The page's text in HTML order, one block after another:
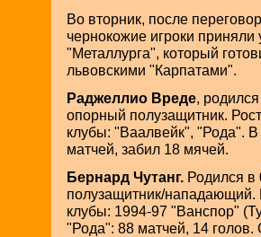
Во вторник, после
чернокожие игроки приняли
"Металлурга", который
львовскими "Карпатами".
Раджеллио Вреде,
опорный полузащитник.
клубы: "Ваалвейк", "Рода".
матчей, забил 18 мячей.
Бернард Чутанг. Родился в
полузащитник/нападающий.
клубы: 1994-97 "Ванспор"
"Рода": 88 матчей, 14